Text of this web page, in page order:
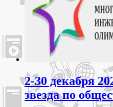
2-30 декабря
звезда по